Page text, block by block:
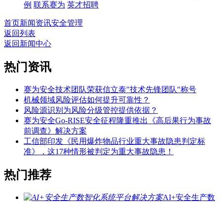
例 联系赛为 英才招聘
首页新闻资讯安全管理
返回列表
返回新闻中心
热门资讯
赛为安全技术团队荣获信立泰"技术先锋团队"称号
机械领域风险评估如何提升可靠性？
风险源识别为风险分级管控提供依据？
赛为安全Go-RISE安全征程隆重推出《高后果行为事故
前调查》解决方案
工信部印发《民用爆炸物品行业重大事故隐患判定标
准》，这17种情形被判定为重大事故隐患！
热门推荐
AI+安全生产数